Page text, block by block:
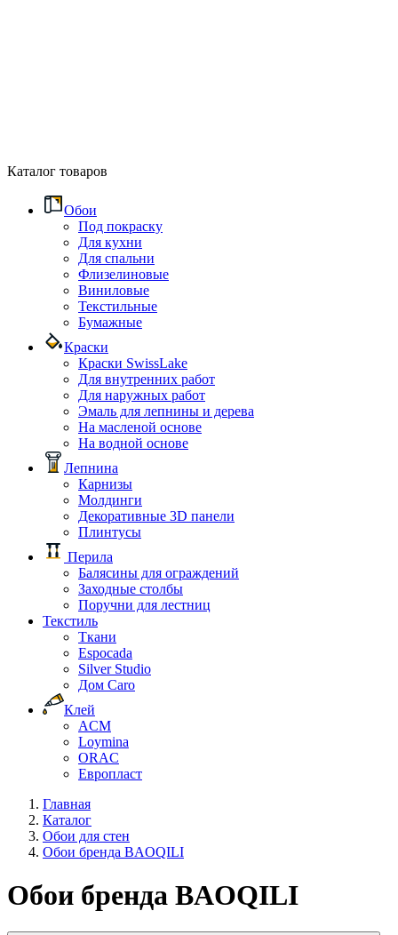
Каталог товаров
Обои
Под покраску
Для кухни
Для спальни
Флизелиновые
Виниловые
Текстильные
Бумажные
Краски
Краски SwissLake
Для внутренних работ
Для наружных работ
Эмаль для лепнины и дерева
На масленой основе
На водной основе
Лепнина
Карнизы
Молдинги
Декоративные 3D панели
Плинтусы
Перила
Балясины для ограждений
Заходные столбы
Поручни для лестниц
Текстиль
Ткани
Espocada
Silver Studio
Дом Caro
Клей
ACM
Loymina
ORAC
Европласт
Главная
Каталог
Обои для стен
Обои бренда BAOQILI
Обои бренда BAOQILI